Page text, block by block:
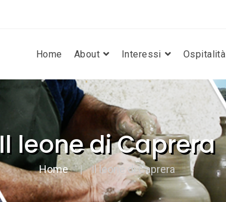
Home About Interessi Ospitalità
Il leone di Caprera
Home Il leone di Caprera